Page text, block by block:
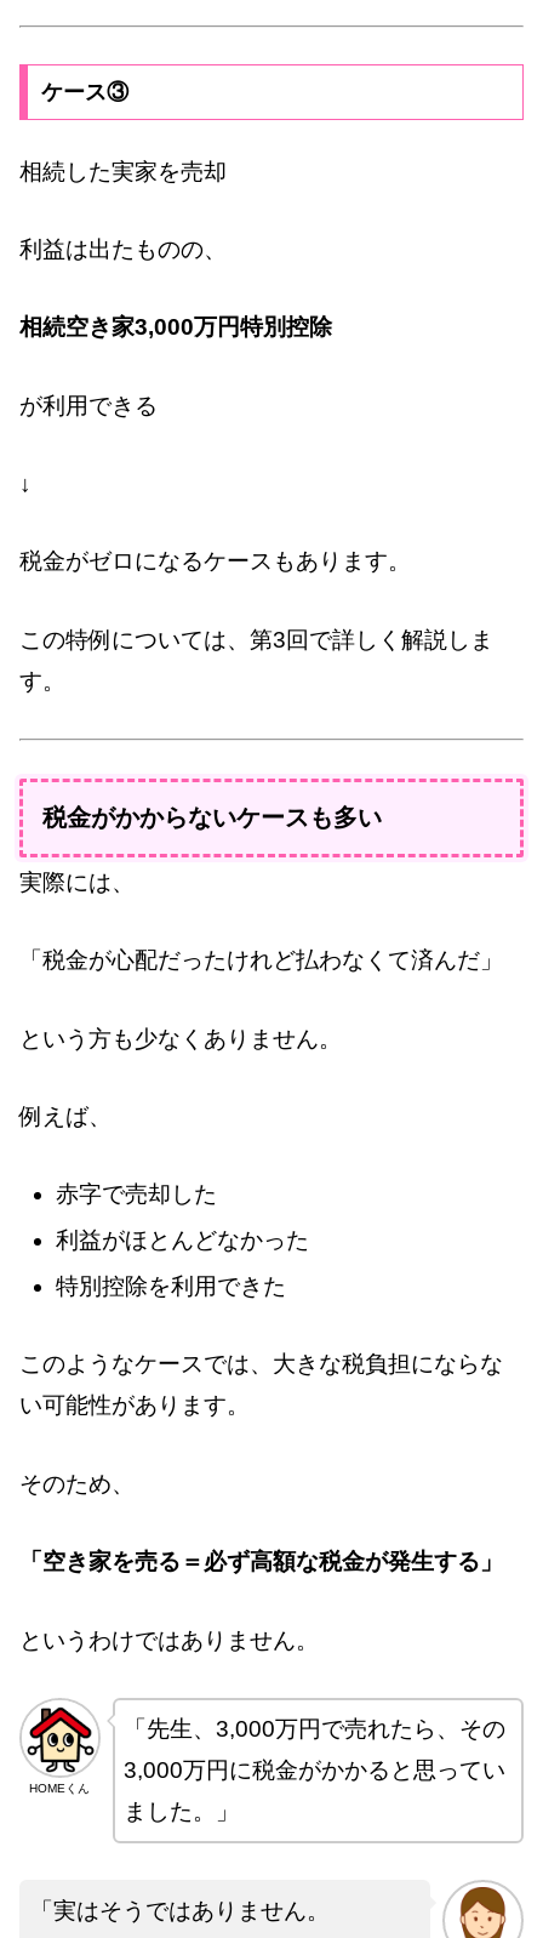
ケース③
相続した実家を売却
利益は出たものの、
相続空き家3,000万円特別控除
が利用できる
↓
税金がゼロになるケースもあります。
この特例については、第3回で詳しく解説しま
す。
税金がかからないケースも多い
実際には、
「税金が心配だったけれど払わなくて済んだ」
という方も少なくありません。
例えば、
赤字で売却した
利益がほとんどなかった
特別控除を利用できた
このようなケースでは、大きな税負担にならな
い可能性があります。
そのため、
「空き家を売る＝必ず高額な税金が発生する」
というわけではありません。
HOMEくん
「先生、3,000万円で売れたら、その
3,000万円に税金がかかると思ってい
ました。」
「実はそうではありません。